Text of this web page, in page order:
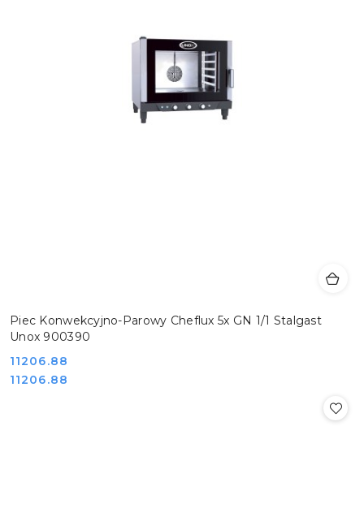
Piec Konwekcyjno-Parowy Cheflux 5x GN 1/1 Stalgast
Unox 900390
Cena:
11206.88
Cena:
11206.88